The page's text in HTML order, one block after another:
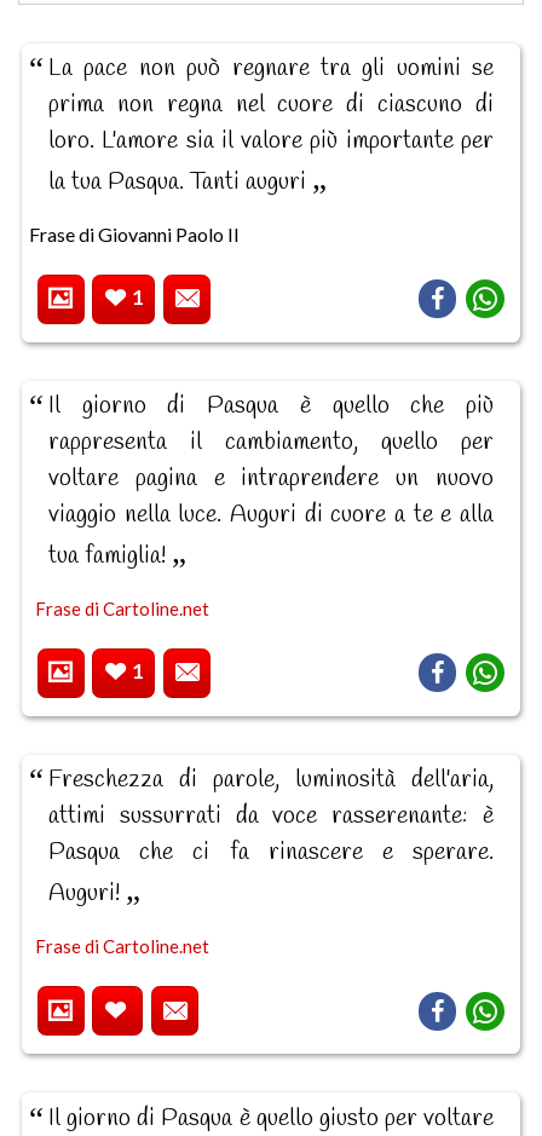
La pace non può regnare tra gli uomini se
prima non regna nel cuore di ciascuno di
loro. L'amore sia il valore più importante per
la tua Pasqua. Tanti auguri
Frase di Giovanni Paolo II
1
Il giorno di Pasqua è quello che più
rappresenta il cambiamento, quello per
voltare pagina e intraprendere un nuovo
viaggio nella luce. Auguri di cuore a te e alla
tua famiglia!
Frase di Cartoline.net
1
Freschezza di parole, luminosità dell'aria,
attimi sussurrati da voce rasserenante: è
Pasqua che ci fa rinascere e sperare.
Auguri!
Frase di Cartoline.net
Il giorno di Pasqua è quello giusto per voltare